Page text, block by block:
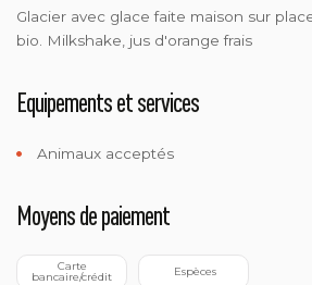
Glacier avec glace faite maison sur
bio. Milkshake, jus d'orange frais
Equipements et services
Animaux acceptés
Moyens de paiement
bancaire/crédit Espèces